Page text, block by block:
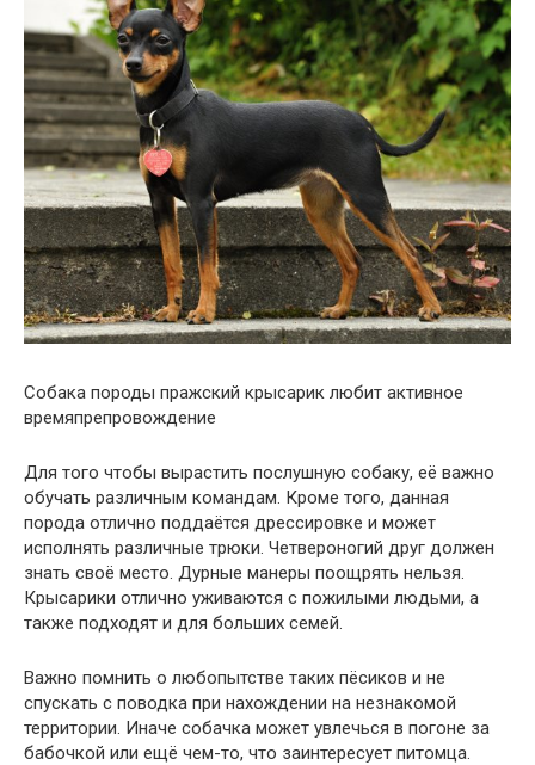
Собака породы пражский крысарик любит активное
времяпрепровождение
Для того чтобы вырастить послушную собаку, её важно
обучать различным командам. Кроме того, данная
порода отлично поддаётся дрессировке и может
исполнять различные трюки. Четвероногий друг должен
знать своё место. Дурные манеры поощрять нельзя.
Крысарики отлично уживаются с пожилыми людьми, а
также подходят и для больших семей.
Важно помнить о любопытстве таких пёсиков и не
спускать с поводка при нахождении на незнакомой
территории. Иначе собачка может увлечься в погоне за
бабочкой или ещё чем-то, что заинтересует питомца.